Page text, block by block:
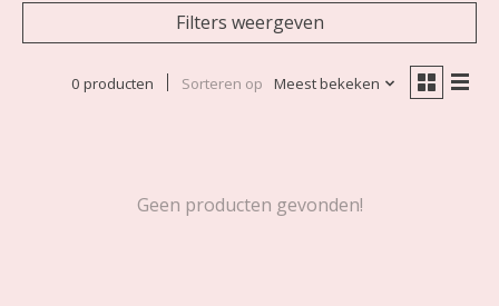
Filters weergeven
0 producten Sorteren op Meest bekeken
Geen producten gevonden!